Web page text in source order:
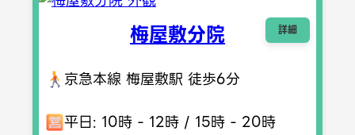
詳細
梅屋敷分院
京急本線 梅屋敷駅 徒歩6分
平日: 10時 - 12時 / 15時 - 20時